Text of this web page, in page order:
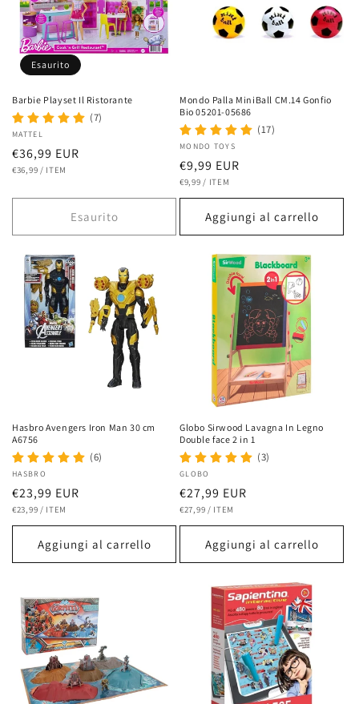
Esaurito
Barbie Playset Il Ristorante
(7)
Fornitore:
MATTEL
Prezzo
di
€36,99 EUR
PREZZO
€36,99 / PER
ITEM
Esaurito
Mondo Palla MiniBall CM.14 Gonfio
Bio 05201-05686
(17)
Fornitore:
MONDO TOYS
Prezzo
di
listino
€9,99 EUR
PREZZO
€9,99 / PER
ITEM
Aggiungi al carrello
Hasbro Avengers Iron Man 30 cm
A6756
(6)
Fornitore:
HASBRO
Prezzo
di
listino
€23,99 EUR
PREZZO
€23,99 / PER
ITEM
Aggiungi al carrello
Globo Sirwood Lavagna In Legno
Double face 2 in 1
(3)
Fornitore:
GLOBO
Prezzo
di
listino
€27,99 EUR
PREZZO
€27,99 / PER
ITEM
Aggiungi al carrello